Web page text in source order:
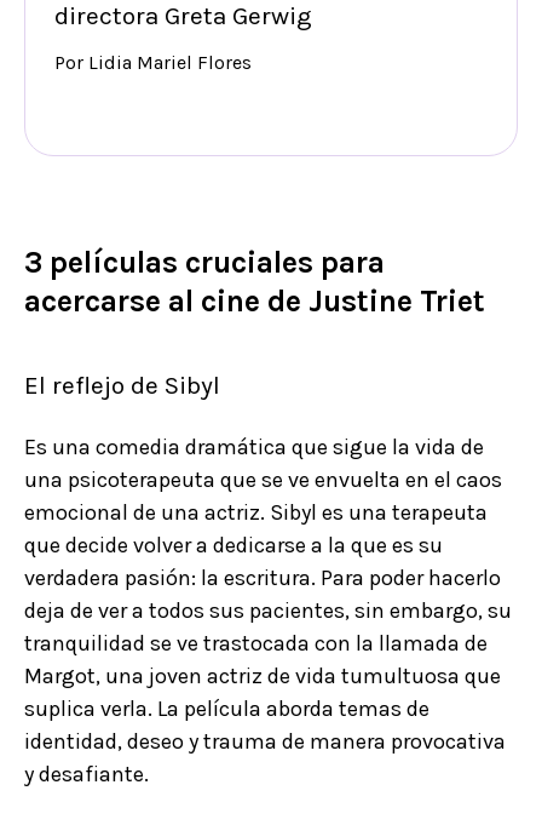
directora Greta Gerwig
Por Lidia Mariel Flores
3 películas cruciales para
acercarse al cine de Justine Triet
El reflejo de Sibyl
Es una comedia dramática que sigue la vida de
una psicoterapeuta que se ve envuelta en el caos
emocional de una actriz. Sibyl es una terapeuta
que decide volver a dedicarse a la que es su
verdadera pasión: la escritura. Para poder hacerlo
deja de ver a todos sus pacientes, sin embargo, su
tranquilidad se ve trastocada con la llamada de
Margot, una joven actriz de vida tumultuosa que
suplica verla. La película aborda temas de
identidad, deseo y trauma de manera provocativa
y desafiante.